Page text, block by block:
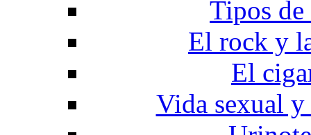
Tipos de
El rock y
El
Vida sexual